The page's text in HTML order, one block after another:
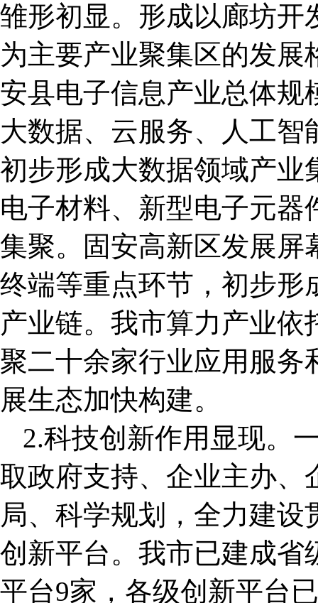
雏形初显。形成以廊坊开
为主要产业聚集区的发
安县电子信息产业总体规
大数据、云服务、人工
初步形成大数据领域产业
电子材料、新型电子元
集聚。固安高新区发展屏
终端等重点环节，初步形
产业链。我市算力产业
聚二十余家行业应用服务
展生态加快构建。
2.科技创新作用显现。
取政府支持、企业主办、
局、科学规划，全力建
创新平台。我市已建成省
平台9家，各级创新平台